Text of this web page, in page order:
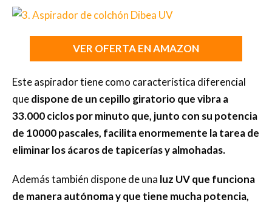
VER OFERTA EN AMAZON
Este aspirador tiene como característica diferencial
quedispone de un cepillo giratorio que vibra a
33.000 ciclos por minuto que, junto con su potencia
de 10000 pascales, facilita enormemente la tarea de
eliminar los ácaros de tapicerías y almohadas.
Además también dispone de una luz UV que funciona
de manera autónoma y que tiene mucha potencia,